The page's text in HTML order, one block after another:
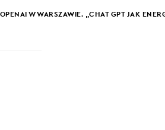
W WARSZAWIE. „CHAT GPT JAK